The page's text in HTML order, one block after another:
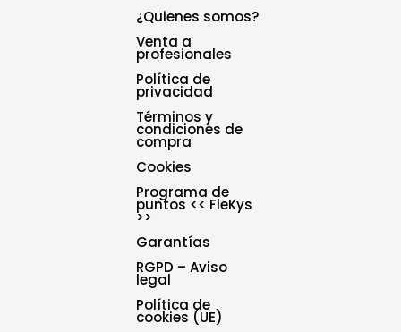
¿Quienes somos?
Venta a
profesionales
Política de
privacidad
Términos y
condiciones de
compra
Cookies
Programa de
puntos << FleKys
>>
Garantías
RGPD – Aviso
legal
Política de
cookies (UE)